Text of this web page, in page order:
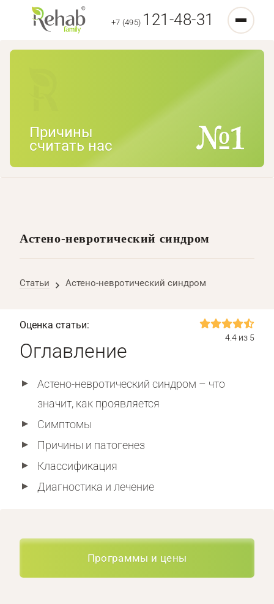
+7 (495) 121-48-31
Причины
считать нас
Астено-невротический синдром
Статьи Астено-невротический синдром
Оценка статьи:
4.4 из 5
Оглавление
Астено-невротический синдром – что
значит, как проявляется
Симптомы
Причины и патогенез
Классификация
Диагностика и лечение
Программы и цены